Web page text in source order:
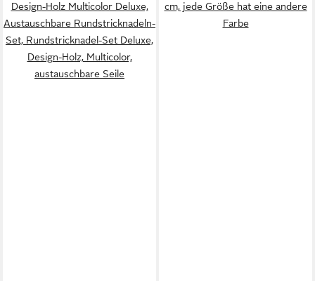
Design-Holz Multicolor Deluxe,
Austauschbare Rundstricknadeln-
Set, Rundstricknadel-Set Deluxe,
Design-Holz, Multicolor,
austauschbare Seile
cm, jede Größe hat eine andere
Farbe